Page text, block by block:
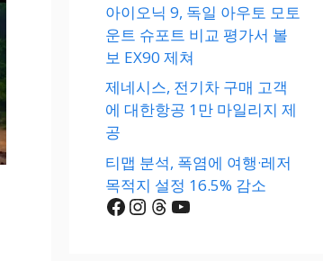
아이오닉 9, 독일 아우토 모토
운트 슈포트 비교 평가서 볼
보 EX90 제쳐
제네시스, 전기차 구매 고객
에 대한항공 1만 마일리지 제
공
티맵 분석, 폭염에 여행·레저
목적지 설정 16.5% 감소
Facebook
Instagram
Threads
YouTube